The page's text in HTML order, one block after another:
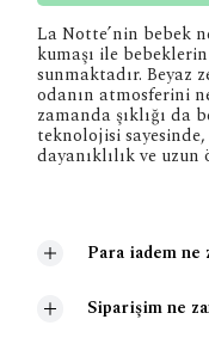
La Notte’nin bebek
kumaşı ile
sunmaktadır. Beyaz
odanın atmosferini
zamanda şıklığı da
teknolojisi
dayanıklılık ve
Para iadem ne
Siparişim ne